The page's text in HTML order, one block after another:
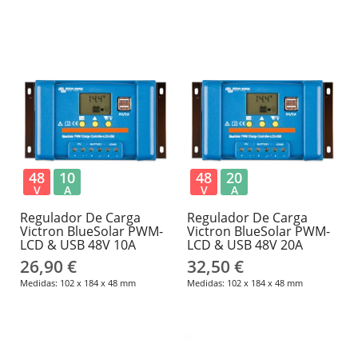
Regulador De Carga
Victron BlueSolar PWM-
LCD & USB 48V 10A
26,90 €
Medidas: 102 x 184 x 48 mm
48
V
10
A
Regulador De Carga
Victron BlueSolar PWM-
LCD & USB 48V 20A
32,50 €
Medidas: 102 x 184 x 48 mm
48
V
20
A